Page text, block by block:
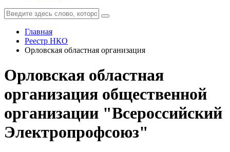
Главная
Реестр НКО
Орловская областная организация
Орловская областная
организация общественной
организации "Всероссийский
Электропрофсоюз"